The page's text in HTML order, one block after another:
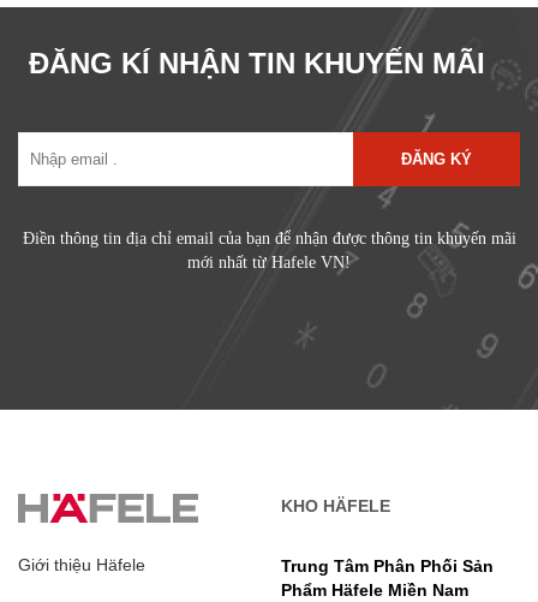
ĐĂNG KÍ NHẬN TIN KHUYẾN MÃI
ĐĂNG KÝ
Điền thông tin địa chỉ email của bạn để nhận được thông tin khuyến mãi
mới nhất từ Hafele VN!
Giới thiệu Häfele
KHO HÄFELE
Trung Tâm Phân Phối Sản
Phẩm Häfele Miền Nam